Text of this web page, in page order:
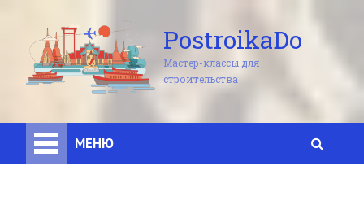
PostroikaDo
Мастер-классы для
строительства
МЕНЮ